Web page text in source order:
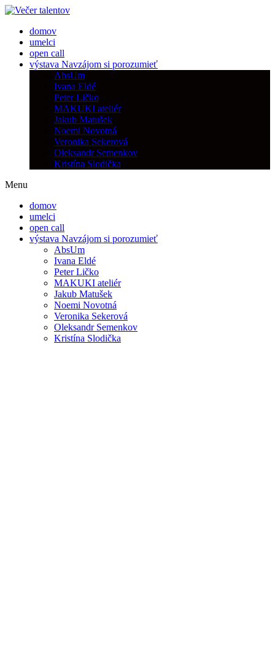
domov
umelci
open call
výstava Navzájom si porozumieť
AbsUm
Ivana Eldé
Peter Ličko
MAKUKI ateliér
Jakub Matušek
Noemi Novotná
Veronika Sekerová
Oleksandr Semenkov
Kristína Slodička
Menu
domov
umelci
open call
výstava Navzájom si porozumieť
AbsUm
Ivana Eldé
Peter Ličko
MAKUKI ateliér
Jakub Matušek
Noemi Novotná
Veronika Sekerová
Oleksandr Semenkov
Kristína Slodička